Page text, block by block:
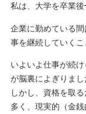
私は、大学を卒業後
企業に勤めている
事を継続していくこ
いよいよ仕事が続
が脳裏によぎりまし
しかし、資格を取
多く、現実的（金